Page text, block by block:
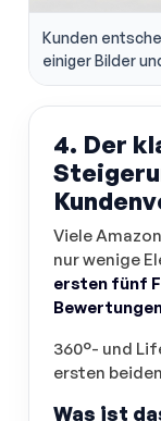
Kunden
einiger Bilder
4. Der
Viele
nur wenige
ersten fünf
360°- und
ersten
Was ist